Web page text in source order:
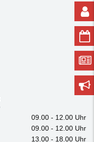
09.00 - 12.00 Uhr
09.00 - 12.00 Uhr
13.00 - 18.00 Uhr